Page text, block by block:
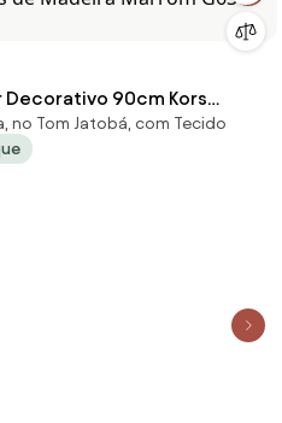
Decorativo 90cm Kors
de Madeira Marrom G63 -
no Tom Jatobá, com Tecido